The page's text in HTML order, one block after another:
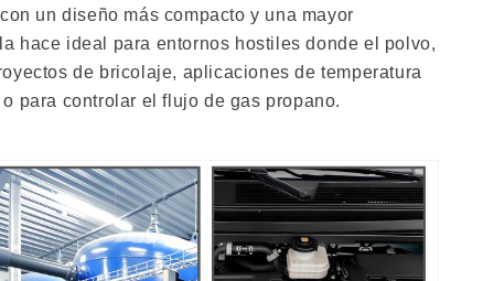
un diseño más compacto y una mayor
hace ideal para entornos hostiles donde el polvo,
de bricolaje, aplicaciones de temperatura
para controlar el flujo de gas propano.